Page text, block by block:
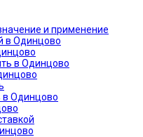
и применение
в Одинцово
в Одинцово
в Одинцово